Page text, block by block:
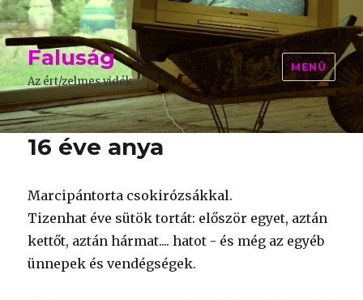
Faluság
Az ért/zelmes vidék
MENÜ
16 éve anya
Marcipántorta csokirózsákkal.
Tizenhat éve sütök tortát: először egyet, aztán
kettőt, aztán hármat.... hatot - és még az egyéb
ünnepek és vendégségek.